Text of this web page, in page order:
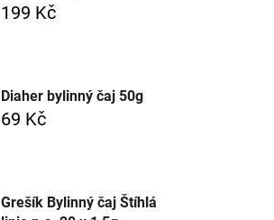
199 Kč
Diaher bylinný čaj 50g
69 Kč
Grešík Bylinný čaj Štíhlá